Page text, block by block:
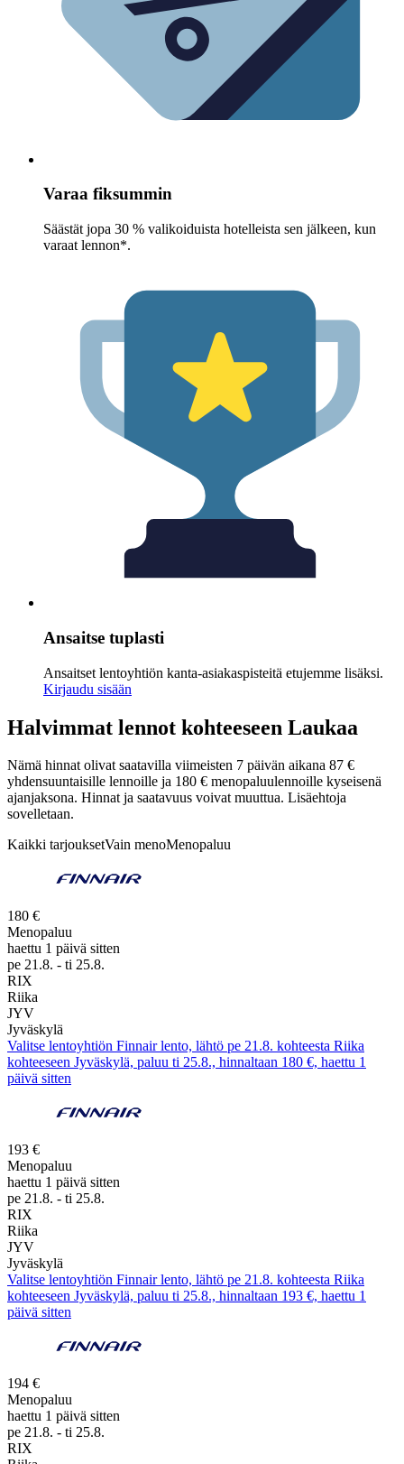
Varaa fiksummin
Säästät jopa 30 % valikoiduista hotelleista sen jälkeen, kun
varaat lennon*.
Ansaitse tuplasti
Ansaitset lentoyhtiön kanta-asiakaspisteitä etujemme lisäksi.
Kirjaudu sisään
Halvimmat lennot kohteeseen Laukaa
Nämä hinnat olivat saatavilla viimeisten 7 päivän aikana 87 €
yhdensuuntaisille lennoille ja 180 € menopaluulennoille kyseisenä
ajanjaksona. Hinnat ja saatavuus voivat muuttua. Lisäehtoja
sovelletaan.
Kaikki tarjouksetVain menoMenopaluu
180 €
Menopaluu
haettu 1 päivä sitten
pe 21.8. - ti 25.8.
RIX
Riika
JYV
Jyväskylä
Valitse lentoyhtiön Finnair lento, lähtö pe 21.8. kohteesta Riika
kohteeseen Jyväskylä, paluu ti 25.8., hinnaltaan 180 €, haettu 1
päivä sitten
193 €
Menopaluu
haettu 1 päivä sitten
pe 21.8. - ti 25.8.
RIX
Riika
JYV
Jyväskylä
Valitse lentoyhtiön Finnair lento, lähtö pe 21.8. kohteesta Riika
kohteeseen Jyväskylä, paluu ti 25.8., hinnaltaan 193 €, haettu 1
päivä sitten
194 €
Menopaluu
haettu 1 päivä sitten
pe 21.8. - ti 25.8.
RIX